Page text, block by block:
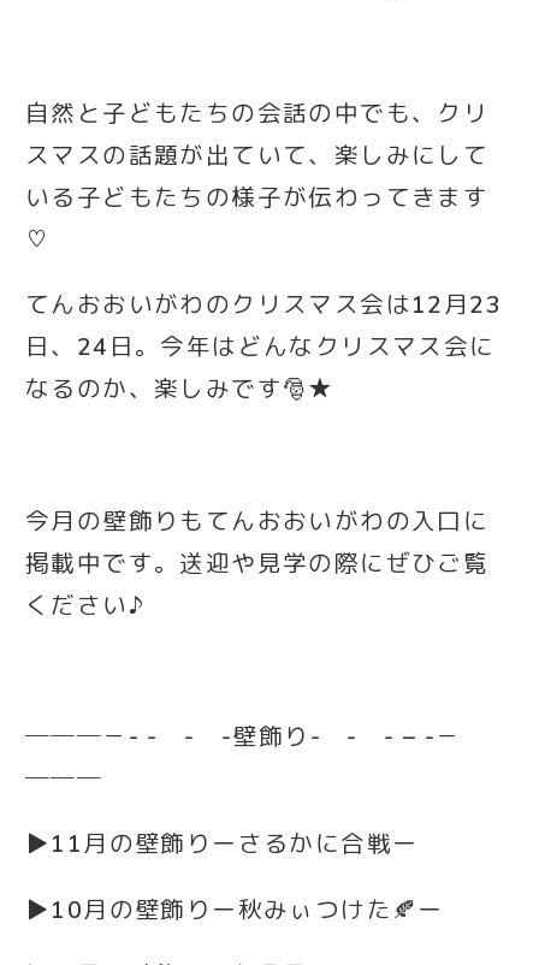
自然と子どもたちの会話の中でも、クリ
スマスの話題が出ていて、楽しみにして
いる子どもたちの様子が伝わってきます
♡
てんおおいがわのクリスマス会は12月23
日、24日。今年はどんなクリスマス会に
なるのか、楽しみです🎅★
今月の壁飾りもてんおおいがわの入口に
掲載中です。送迎や見学の際にぜひご覧
ください♪
───－- - - -壁飾り- - - – -－
───
▶11月の壁飾りーさるかに合戦ー
▶10月の壁飾りー秋みぃつけた🍂ー